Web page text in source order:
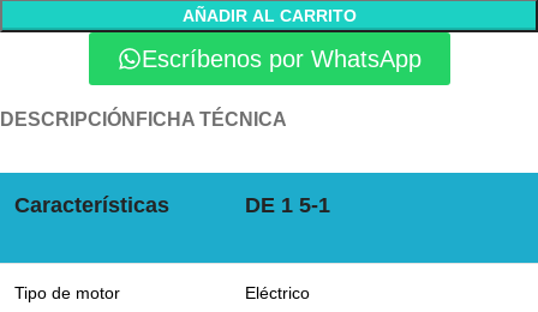
AÑADIR AL CARRITO
Escríbenos por WhatsApp
DESCRIPCIÓN FICHA TÉCNICA
Características DE 1 5-1
Tipo de motor Eléctrico